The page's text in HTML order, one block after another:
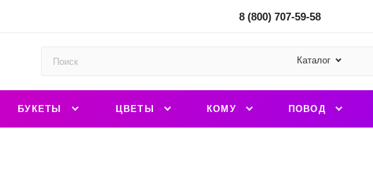
8 (800) 707-59-58
Каталог
БУКЕТЫ ЦВЕТЫ КОМУ ПОВОД